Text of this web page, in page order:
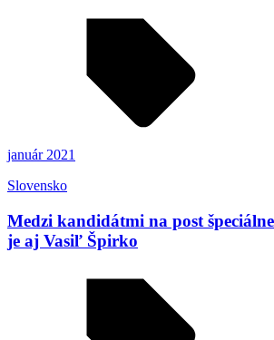
január 2021
Slovensko
Medzi kandidátmi na post
je aj Vasiľ Špirko